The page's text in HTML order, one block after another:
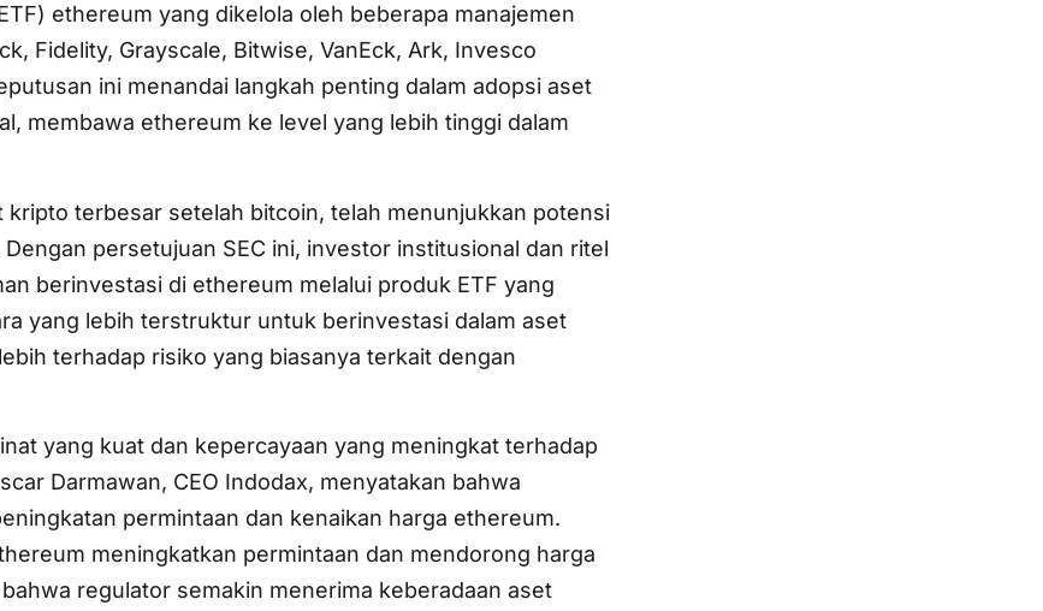
ethereum yang dikelola oleh beberapa manajemen
Fidelity, Grayscale, Bitwise, VanEck, Ark, Invesco
ini menandai langkah penting dalam adopsi aset
membawa ethereum ke level yang lebih tinggi dalam
kripto terbesar setelah bitcoin, telah menunjukkan potensi
persetujuan SEC ini, investor institusional dan ritel
berinvestasi di ethereum melalui produk ETF yang
yang lebih terstruktur untuk berinvestasi dalam aset
terhadap risiko yang biasanya terkait dengan
yang kuat dan kepercayaan yang meningkat terhadap
Darmawan, CEO Indodax, menyatakan bahwa
permintaan dan kenaikan harga ethereum.
meningkatkan permintaan dan mendorong harga
regulator semakin menerima keberadaan aset